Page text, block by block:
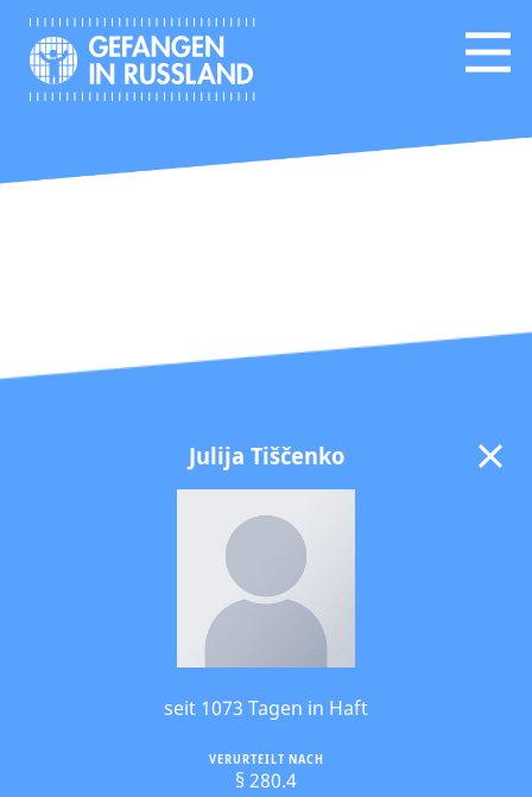
Julija Tiščenko
seit 1073 Tagen in Haft
VERURTEILT NACH
§ 280.4